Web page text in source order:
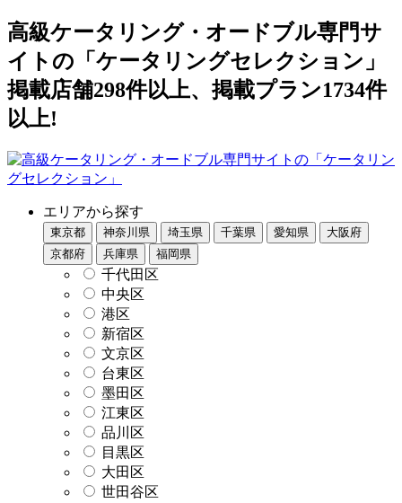
高級ケータリング・オードブル専門サ
イトの「ケータリングセレクション」
掲載店舗298件以上、掲載プラン1734件
以上!
エリアから探す
東京都 神奈川県 埼玉県 千葉県 愛知県
大阪府
京都府
兵庫県 福岡県
千代田区
中央区
港区
新宿区
文京区
台東区
墨田区
江東区
品川区
目黒区
大田区
世田谷区